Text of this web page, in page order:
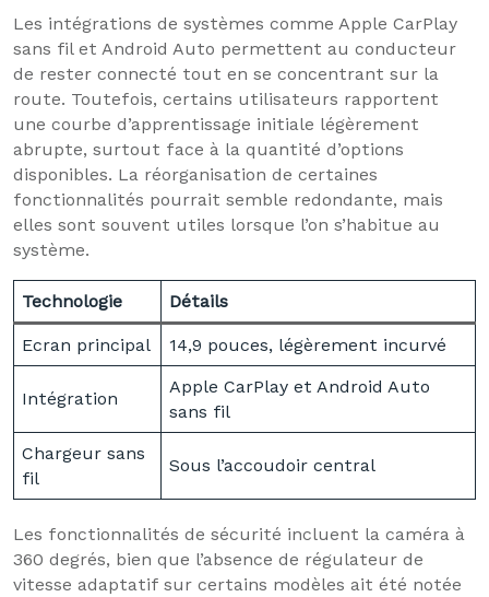
Les intégrations de systèmes comme Apple CarPlay
sans fil et Android Auto permettent au conducteur
de rester connecté tout en se concentrant sur la
route. Toutefois, certains utilisateurs rapportent
une courbe d’apprentissage initiale légèrement
abrupte, surtout face à la quantité d’options
disponibles. La réorganisation de certaines
fonctionnalités pourrait semble redondante, mais
elles sont souvent utiles lorsque l’on s’habitue au
système.
Technologie Détails
Ecran principal 14,9 pouces, légèrement incurvé
Intégration
Apple CarPlay et Android Auto
sans fil
Chargeur sans
fil
Sous l’accoudoir central
Les fonctionnalités de sécurité incluent la caméra à
360 degrés, bien que l’absence de régulateur de
vitesse adaptatif sur certains modèles ait été notée